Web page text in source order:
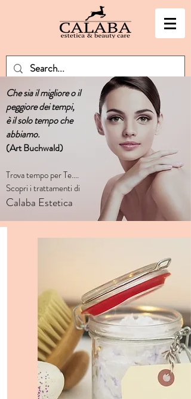
Che sia il migliore o il
peggiore dei tempi,
è il solo tempo che
abbiamo.
(Art Buchwald)
Trova tempo per Te....
Scopri i trattamenti di
Calaba Estetica